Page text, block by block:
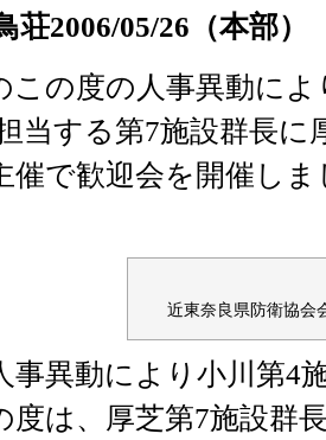
荘2006/05/26（本部）
この度の人事異動に
当する第7施設群長に
催で歓迎会を開催しま
近東奈良県防衛協会
事異動により小川第4
度は、厚芝第7施設群